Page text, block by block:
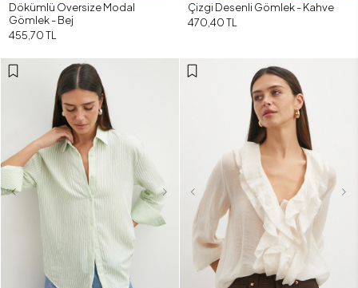
Dökümlü Oversize Modal
Gömlek - Bej
455,70 TL
Çizgi Desenli Gömlek - Kahve
470,40 TL